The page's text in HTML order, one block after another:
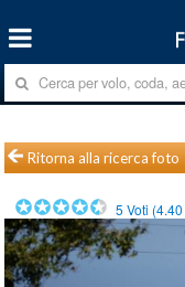
Ritorna alla ricerca foto
5 Voti (4.40